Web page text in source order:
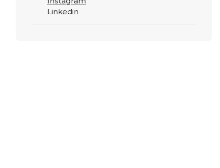
Linkedin